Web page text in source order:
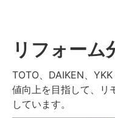
リフォーム
TOTO、DAIKEN、
値向上を目指して、リ
しています。